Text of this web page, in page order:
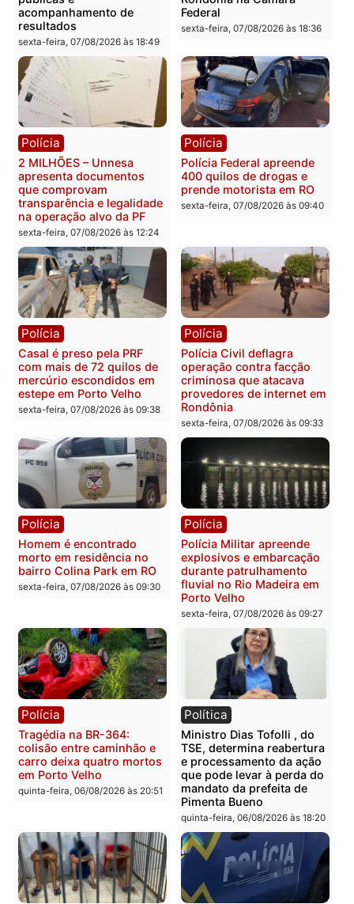
Política
Marcos Rogério apresenta
Plano de Governo com
228 projetos, metas
públicas e
acompanhamento de
resultados
sexta-feira, 07/08/2026 às 18:49
Política
Eleições 2026: Pastor
Evanildo pode ser o
primeiro pastor de
Rondônia na Câmara
Federal
sexta-feira, 07/08/2026 às
Polícia
2 MILHÕES – Unnesa
apresenta documentos
que comprovam
transparência e legalidade
na operação alvo da PF
Polícia
Polícia Federal apreende
400 quilos de drogas e
prende motorista em RO
sexta-feira, 07/08/2026 às
Polícia
Casal é preso pela PRF
com mais de 72 quilos de
sexta-feira, 07/08/2026 às 09:38
Polícia
Polícia Civil deflagra
operação contra facção
criminosa que atacava
provedores de internet
Rondônia
sexta-feira, 07/08/2026 às
Polícia
Homem é encontrado
morto em residência no
Polícia
Polícia Militar apreende
explosivos e
durante patrulhamento
fluvial no Rio Madeira em
Porto Velho
sexta-feira, 07/08/2026 às